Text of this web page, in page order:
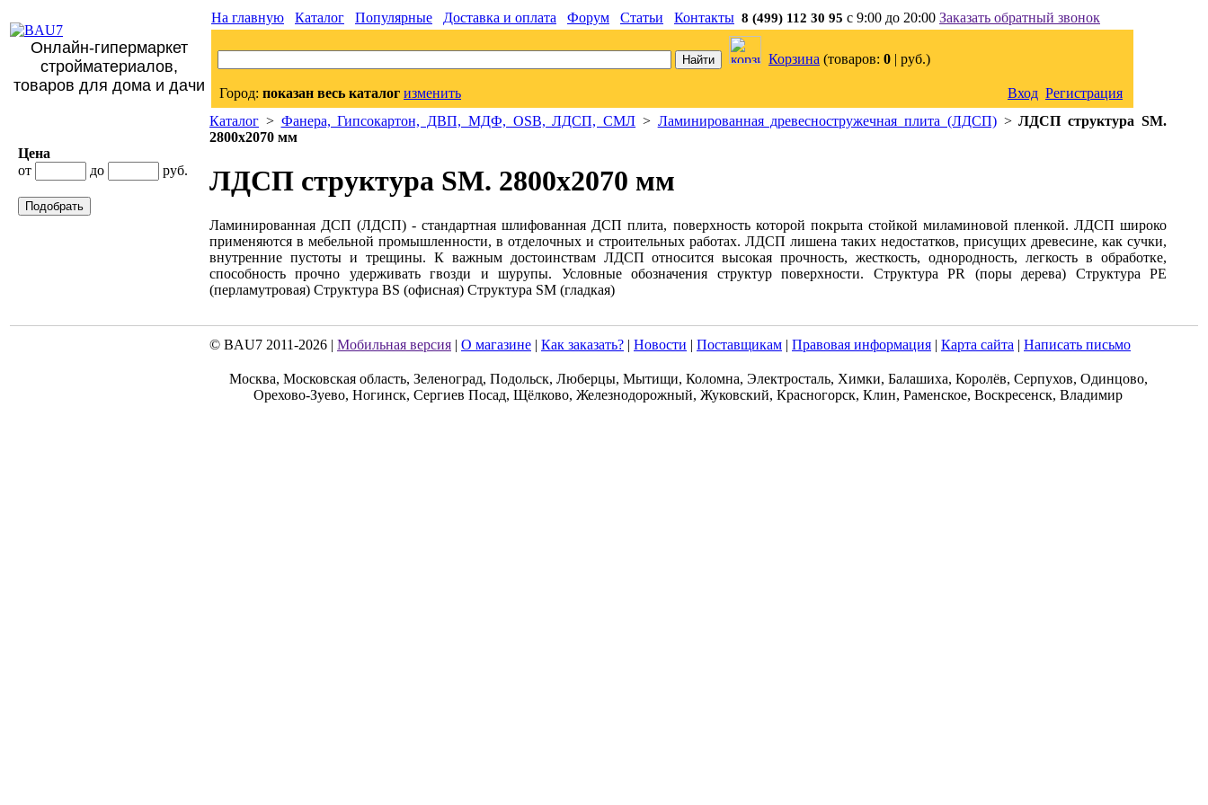
Онлайн-гипермаркет
стройматериалов,
товаров для дома и дачи
На главную Каталог Популярные Доставка и оплата Форум Статьи Контакты 8 (499) 112 30 95 с 9:00 до 20:00 Заказать обратный звонок
Корзина (товаров: 0 | руб.)
Город: показан весь каталог изменить Вход Регистрация
Цена
от
до руб.
Подобрать
Каталог > Фанера, Гипсокартон, ДВП, МДФ, OSB, ЛДСП, СМЛ > Ламинированная древесностружечная плита (ЛДСП)>ЛДСП структура SM.
2800х2070 мм
ЛДСП структура SM. 2800х2070 мм
Ламинированная ДСП (ЛДСП) - стандартная шлифованная ДСП плита, поверхность которой покрыта стойкой миламиновой пленкой. ЛДСП широко
применяются в мебельной промышленности, в отделочных и строительных работах. ЛДСП лишена таких недостатков, присущих древесине, как сучки,
внутренние пустоты и трещины. К важным достоинствам ЛДСП относится высокая прочность, жесткость, однородность, легкость в обработке,
способность прочно удерживать гвозди и шурупы. Условные обозначения структур поверхности. Структура PR (поры дерева) Структура PE
(перламутровая) Структура BS (офисная) Структура SM (гладкая)
© BAU7 2011-2026 | Мобильная версия | О магазине | Как заказать? | Новости | Поставщикам | Правовая информация | Карта сайта | Написать письмо
Москва, Московская область, Зеленоград, Подольск, Люберцы, Мытищи, Коломна, Электросталь, Химки, Балашиха, Королёв, Серпухов, Одинцово,
Орехово-Зуево, Ногинск, Сергиев Посад, Щёлково, Железнодорожный, Жуковский, Красногорск, Клин, Раменское, Воскресенск, Владимир